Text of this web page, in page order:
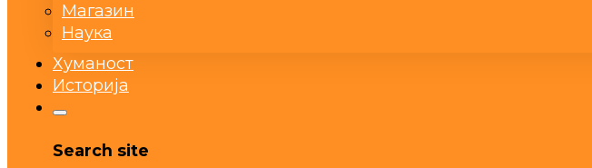
Магазин
Наука
Хуманост
Историја
Search site